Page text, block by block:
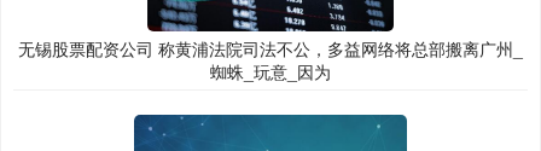
无锡股票配资公司 称黄浦法院司法不公，多益网络将总部搬离广州_
蜘蛛_玩意_因为